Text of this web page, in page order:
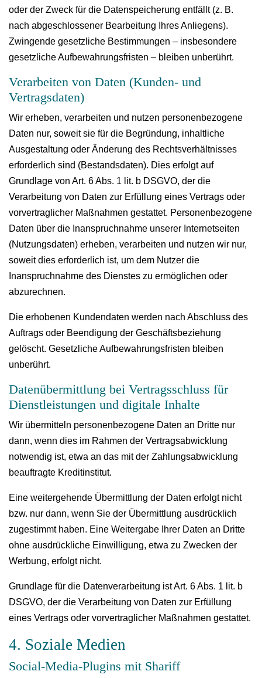
oder der Zweck für die Datenspeicherung entfällt (z. B.
nach abgeschlossener Bearbeitung Ihres Anliegens).
Zwingende gesetzliche Bestimmungen – insbesondere
gesetzliche Aufbewahrungsfristen – bleiben unberührt.
Verarbeiten von Daten (Kunden- und
Vertragsdaten)
Wir erheben, verarbeiten und nutzen personenbezogene
Daten nur, soweit sie für die Begründung, inhaltliche
Ausgestaltung oder Änderung des Rechtsverhältnisses
erforderlich sind (Bestandsdaten). Dies erfolgt auf
Grundlage von Art. 6 Abs. 1 lit. b DSGVO, der die
Verarbeitung von Daten zur Erfüllung eines Vertrags oder
vorvertraglicher Maßnahmen gestattet. Personenbezogene
Daten über die Inanspruchnahme unserer Internetseiten
(Nutzungsdaten) erheben, verarbeiten und nutzen wir nur,
soweit dies erforderlich ist, um dem Nutzer die
Inanspruchnahme des Dienstes zu ermöglichen oder
abzurechnen.
Die erhobenen Kundendaten werden nach Abschluss des
Auftrags oder Beendigung der Geschäftsbeziehung
gelöscht. Gesetzliche Aufbewahrungsfristen bleiben
unberührt.
Datenübermittlung bei Vertragsschluss für
Dienstleistungen und digitale Inhalte
Wir übermitteln personenbezogene Daten an Dritte nur
dann, wenn dies im Rahmen der Vertragsabwicklung
notwendig ist, etwa an das mit der Zahlungsabwicklung
beauftragte Kreditinstitut.
Eine weitergehende Übermittlung der Daten erfolgt nicht
bzw. nur dann, wenn Sie der Übermittlung ausdrücklich
zugestimmt haben. Eine Weitergabe Ihrer Daten an Dritte
ohne ausdrückliche Einwilligung, etwa zu Zwecken der
Werbung, erfolgt nicht.
Grundlage für die Datenverarbeitung ist Art. 6 Abs. 1 lit. b
DSGVO, der die Verarbeitung von Daten zur Erfüllung
eines Vertrags oder vorvertraglicher Maßnahmen gestattet.
4. Soziale Medien
Social-Media-Plugins mit Shariff